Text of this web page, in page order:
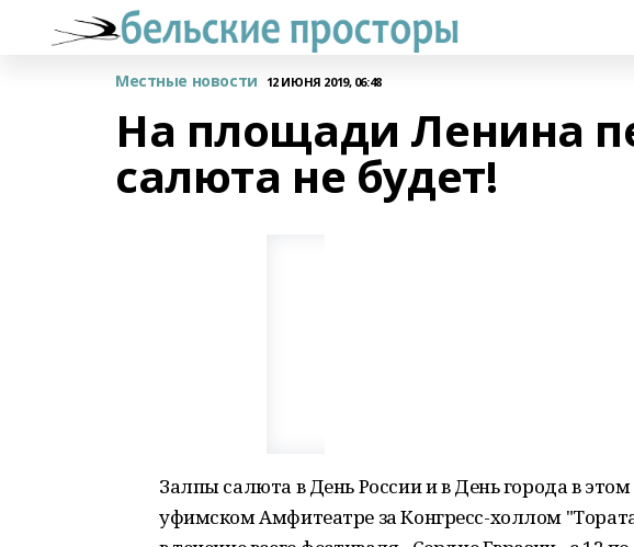
Местные новости 12 ИЮНЯ 2019, 06:48
На площади Ленина
салюта не будет!
Залпы салюта в День России и в День города в
уфимском Амфитеатре за Конгресс-холлом